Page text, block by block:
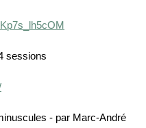
sessions
- par Marc-André